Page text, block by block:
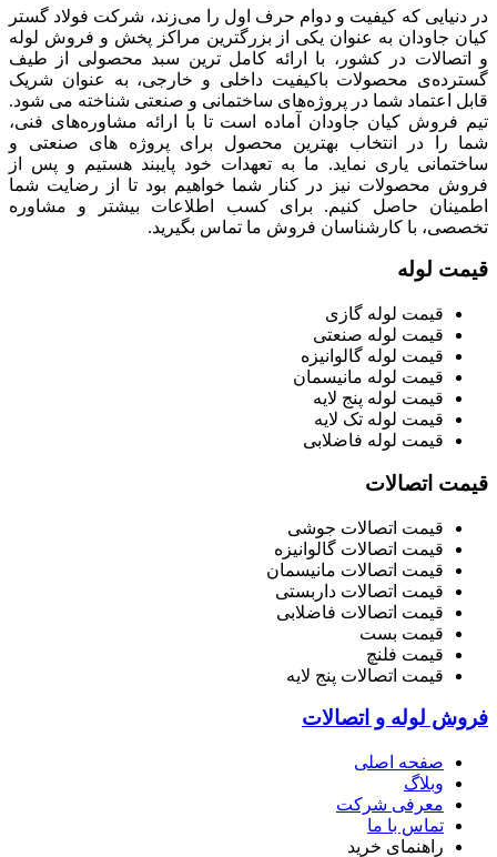
در دنیایی که کیفیت و دوام حرف اول را می‌زند، شرکت فولاد گستر
کیان جاودان به عنوان یکی از بزرگترین مراکز پخش و فروش لوله
و اتصالات در کشور، با ارائه کامل ترین سبد محصولی از طیف
گسترده‌‌ی محصولات باکیفیت داخلی و خارجی، به عنوان شریک
قابل اعتماد شما در پروژه‌های ساختمانی و صنعتی شناخته می شود.
تیم فروش کیان جاودان آماده است تا با ارائه مشاوره‌های فنی،
شما را در انتخاب بهترین محصول برای پروژه های صنعتی و
ساختمانی یاری نماید. ما به تعهدات خود پایبند هستیم و پس از
فروش محصولات نیز در کنار شما خواهیم بود تا از رضایت شما
اطمینان حاصل کنیم. برای کسب اطلاعات بیشتر و مشاوره
تخصصی، با کارشناسان فروش ما تماس بگیرید.
قیمت لوله
قیمت لوله گازی
قیمت لوله صنعتی
قیمت لوله گالوانیزه
قیمت لوله مانیسمان
قیمت لوله پنج لایه
قیمت لوله تک لایه
قیمت لوله فاضلابی
قیمت اتصالات
قیمت اتصالات جوشی
قیمت اتصالات گالوانیزه
قیمت اتصالات مانیسمان
قیمت اتصالات داربستی
قیمت اتصالات فاضلابی
قیمت بست
قیمت فلنچ
قیمت اتصالات پنج لایه
فروش لوله و اتصالات
صفحه اصلی
وبلاگ
معرفی شرکت
تماس با ما
راهنمای خرید